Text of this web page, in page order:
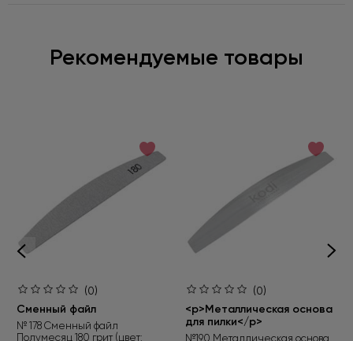
Рекомендуемые товары
(0)
Сменный файл
№ 178 Сменный файл
Полумесяц 180 грит (цвет:
(0)
<p>Металлическая основа
для пилки</p>
№190 Металлическая основа